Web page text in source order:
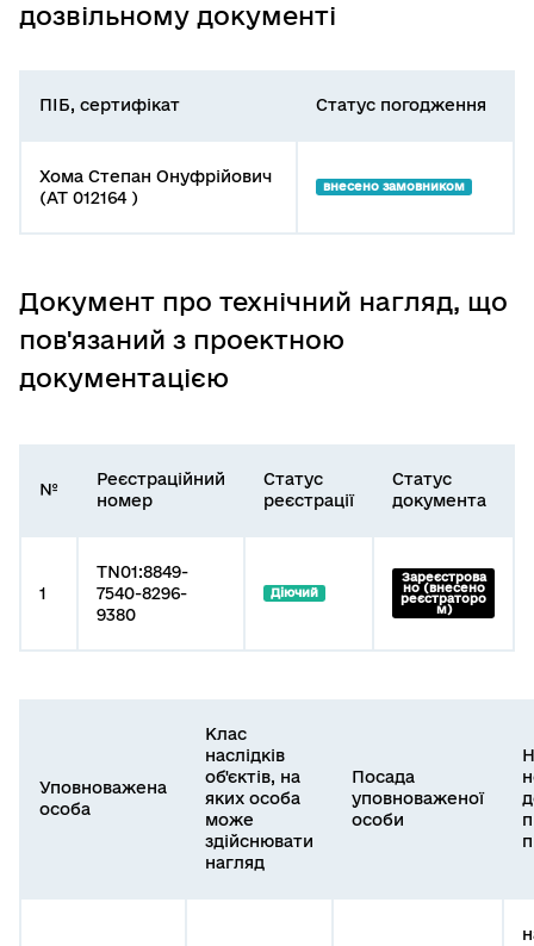
дозвільному документі
ПІБ, сертифікат Статус погодження
Хома Степан Онуфрійович
(АТ 012164 )
внесено замовником
Документ про технічний нагляд, що
пов'язаний з проектною
документацією
№
Реєстраційний
номер
Статус
реєстрації
Статус
документа
1
TN01:8849-
7540-8296-
9380
Діючий
Зареєстрова
но (внесено
реєстраторо
м)
Уповноважена
особа
Клас
наслідків
об'єктів, на
яких особа
може
здійснювати
нагляд
Посада
уповноваженої
особи